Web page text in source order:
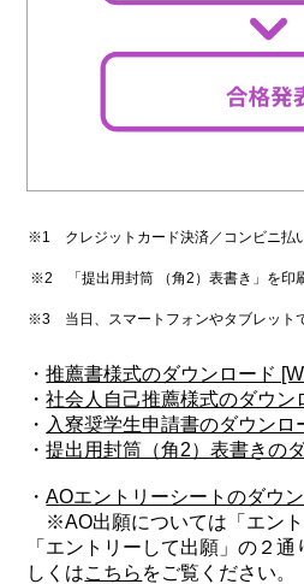
※1 クレジットカード決済／コンビニ払
※2 「提出用封筒 （角2）表書き」を印
※3 当日、スマートフォンやタブレット
・推薦書様式のダウンロード
・社会人自己推薦様式のダウン
・ 入寮奨学生申請書のダウンロ
・提出用封筒（角2）表書きの
・AOエントリーシートのダウ
※AO出願については「エント
「エントリーして出願」の２
しくはこちら をご覧ください。